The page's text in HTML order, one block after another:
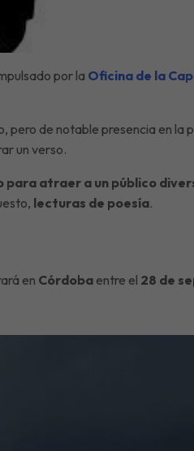
por la Oficina de la
pero de notable presencia en la
un verso.
para atraer a un público
lecturas de poesía.
en Córdobaentre el 28 de